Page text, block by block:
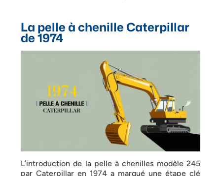
La pelle à chenille Caterpillar
de 1974
L’introduction de la pelle à chenilles modèle 245
par Caterpillar en 1974 a marqué une étape clé